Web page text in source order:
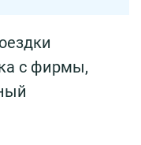
с фирмы,